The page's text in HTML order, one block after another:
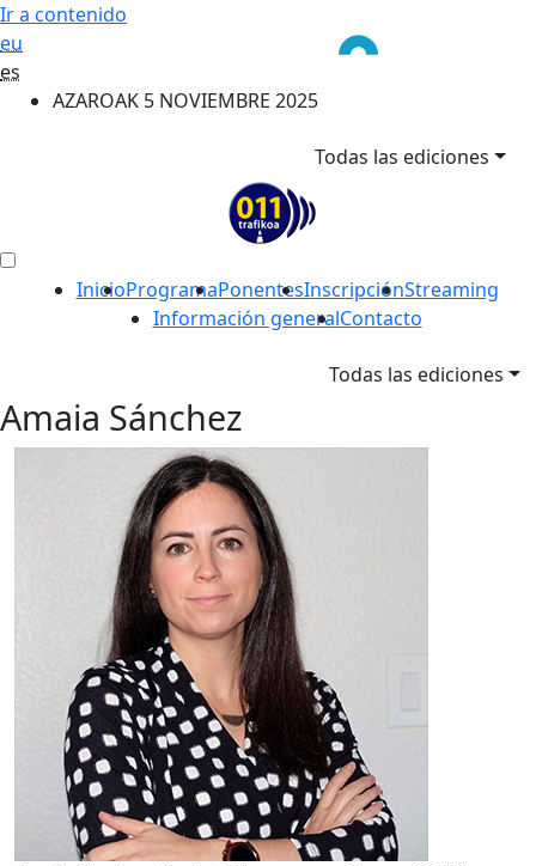
Ir a contenido
eu
es
AZAROAK 5 NOVIEMBRE 2025
Todas las ediciones
InicioProgramaPonentesInscripciónStreaming
Información generalContacto
Todas las ediciones
Amaia Sánchez